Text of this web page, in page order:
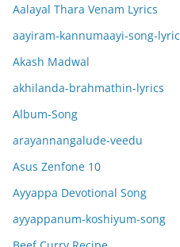
Aalayal Thara Venam Lyrics
aayiram-kannumaayi-song-
Akash Madwal
akhilanda-brahmathin-lyrics
Album-Song
arayannangalude-veedu
Asus Zenfone 10
Ayyappa Devotional Song
ayyappanum-koshiyum-song